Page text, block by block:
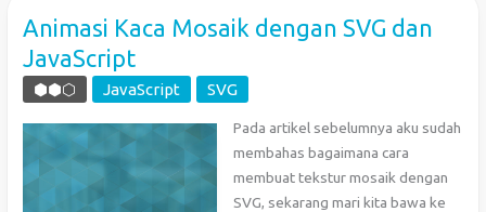
Animasi Kaca Mosaik dengan SVG dan
JavaScript
⬢⬢⬡ JavaScript SVG
Pada artikel sebelumnya aku sudah
membahas bagaimana cara
membuat tekstur mosaik dengan
SVG, sekarang mari kita bawa ke